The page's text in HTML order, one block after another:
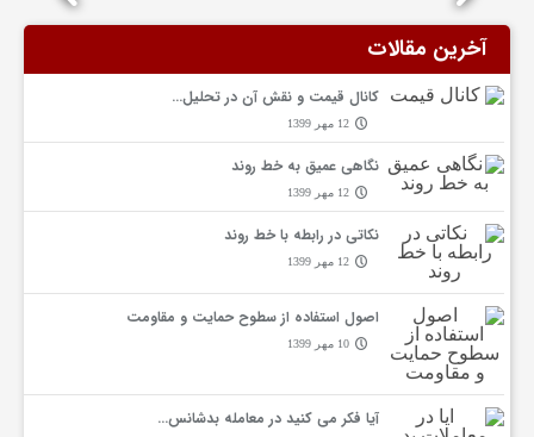
م آخرین مقالات
کانال قیمت و نقش آن در تحلیل…
12 مهر 1399
نگاهی عمیق به خط روند
12 مهر 1399
نکاتی در رابطه با خط روند
12 مهر 1399
اصول استفاده از سطوح حمایت و مقاومت
10 مهر 1399
آیا فکر می کنید در معامله بدشانس…